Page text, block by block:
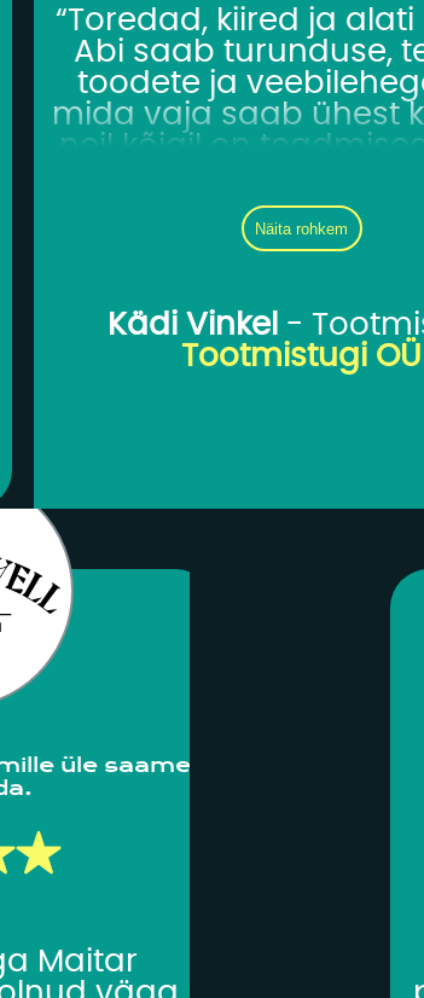
“Toredad, kiired ja alati
Abi saab turunduse,
toodete ja
mida vaja saab ühest
neil kõigil on
maailmas.”
Näita rohkem
Kädi Vinkel -
Tootmistugi OÜ
üle saame
Maitar